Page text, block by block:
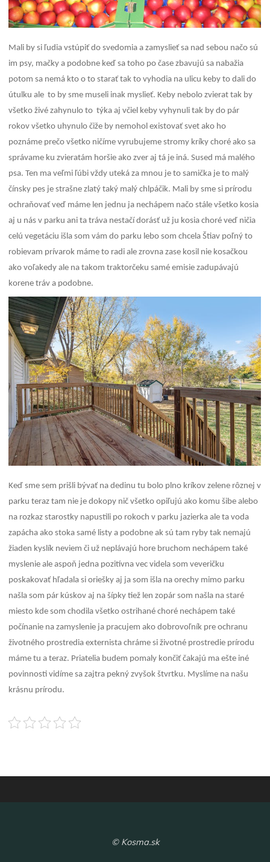
Mali by si ľudia vstúpiť do svedomia a zamyslieť sa nad sebou načo sú
im psy, mačky a podobne keď sa toho po čase zbavujú sa nabažia
potom sa nemá kto o to starať tak to vyhodia na ulicu keby to dali do
útulku ale to by sme museli inak myslieť. Keby nebolo zvierat tak by
všetko živé zahynulo to týka aj včiel keby vyhynuli tak by do pár
rokov všetko uhynulo čiže by nemohol existovať svet ako ho
poznáme prečo všetko ničíme vyrubujeme stromy kríky choré ako sa
správame ku zvieratám horšie ako zver aj tá je iná. Sused má malého
psa. Ten ma veľmi ľúbi vždy uteká za mnou je to samička je to malý
čínsky pes je strašne zlatý taký malý chlpáčik. Mali by sme si prírodu
ochraňovať veď máme len jednu ja nechápem načo stále všetko kosia
aj u nás v parku ani ta tráva nestačí dorásť už ju kosia choré veď ničia
celú vegetáciu išla som vám do parku lebo som chcela Štiav poľný to
robievam prívarok máme to radi ale zrovna zase kosil nie kosačkou
ako voľakedy ale na takom traktorčeku samé emisie zadupávajú
korene tráv a podobne.
Keď sme sem prišli bývať na dedinu tu bolo plno kríkov zelene rôznej v
parku teraz tam nie je dokopy nič všetko opiľujú ako komu šibe alebo
na rozkaz starostky napustili po rokoch v parku jazierka ale ta voda
zapácha ako stoka samé listy a podobne ak sú tam ryby tak nemajú
žiaden kyslík neviem či už neplávajú hore bruchom nechápem také
myslenie ale aspoň jedna pozitívna vec videla som veveričku
poskakovať hľadala si oriešky aj ja som išla na orechy mimo parku
našla som pár kúskov aj na šípky tiež len zopár som našla na staré
miesto kde som chodila všetko ostrihané choré nechápem také
počínanie na zamyslenie ja pracujem ako dobrovoľník pre ochranu
životného prostredia externista chráme si životné prostredie prírodu
máme tu a teraz. Priatelia budem pomaly končiť čakajú ma ešte iné
povinnosti vidíme sa zajtra pekný zvyšok štvrtku. Myslíme na našu
krásnu prírodu.
© Kosma.sk